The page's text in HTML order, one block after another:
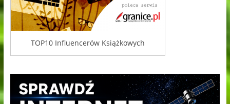
TOP10 Influencerów Książkowych